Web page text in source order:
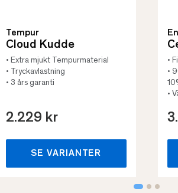
Tempur
Cloud Kudde
• Extra mjukt Tempurmaterial
• Tryckavlastning
• 3 års garanti
2.229 kr
SE VARIANTER
•
•
•